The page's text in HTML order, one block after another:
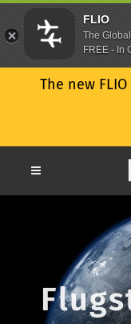
The new
FLIO
The
FREE - In